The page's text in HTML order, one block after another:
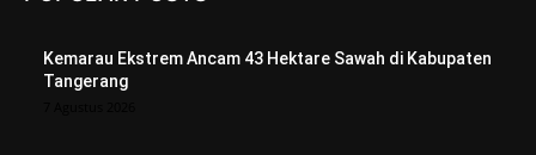
Kemarau Ekstrem Ancam 43 Hektare Sawah di Kabupaten
Tangerang